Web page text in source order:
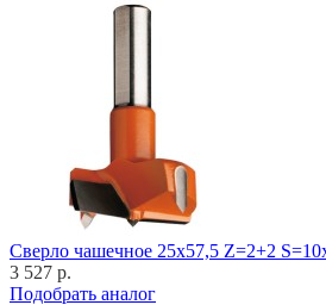
Cверло чашечное 25x57,5 Z=2+2
3 527 р.
Подобрать аналог